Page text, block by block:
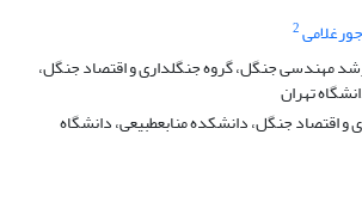
2
مهندسی جنگل، گروه جنگلداری و اقتصاد جنگل،
تهران
و اقتصاد جنگل، دانشکده منابعطبیعی، دانشگاه